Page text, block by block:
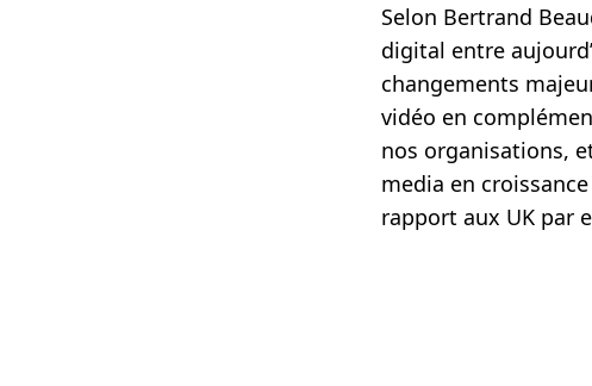
Selon Bertrand
digital entre
changements
vidéo en
nos organisations,
media en
rapport aux UK par